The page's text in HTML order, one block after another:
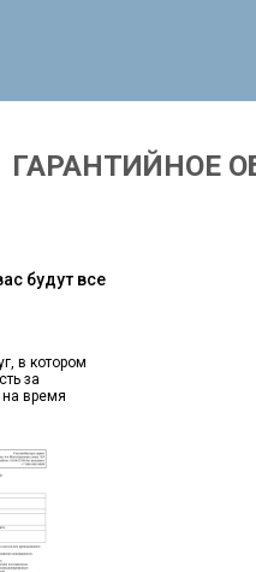
ГАРАНТИЙНОЕ
будут все
в котором
за
на время